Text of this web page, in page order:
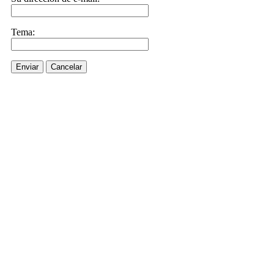
Tema:
Enviar Cancelar